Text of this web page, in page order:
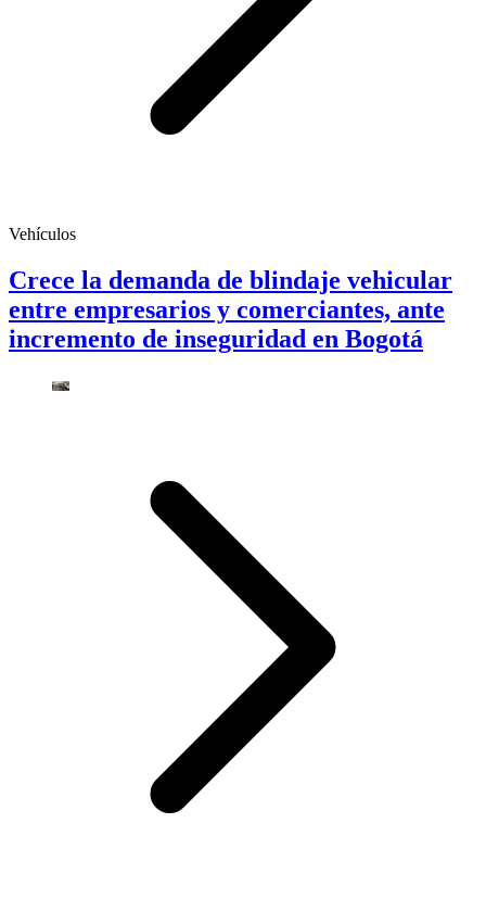
Vehículos
Crece la demanda de blindaje vehicular
entre empresarios y comerciantes, ante
incremento de inseguridad en Bogotá